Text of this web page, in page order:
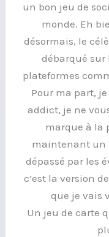
un bon jeu de
monde. Eh
désormais, le
débarqué sur
plateformes
Pour ma part,
addict, je ne
marque à la
maintenant un
dépassé par les
c’est la version
que je vais
Un jeu de carte